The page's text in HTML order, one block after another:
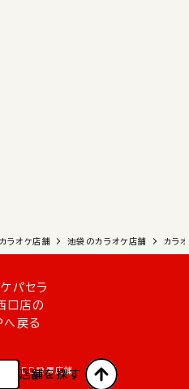
ラオケ店舗 池袋のカラオケ店舗 カラ
パセラ
口店の
へ戻る
AED設置店舗
店舗を探す
店舗を探す